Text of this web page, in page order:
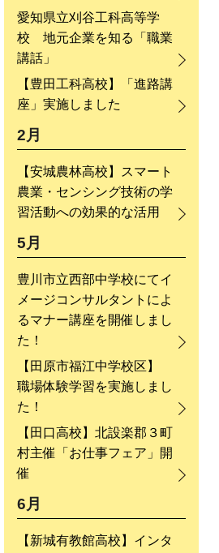
愛知県立刈谷工科高等学
校 地元企業を知る「職業
講話」
【豊田工科高校】「進路講
座」実施しました
2月
【安城農林高校】スマート
農業・センシング技術の学
習活動への効果的な活用
5月
豊川市立西部中学校にてイ
メージコンサルタントによ
るマナー講座を開催しまし
た！
【田原市福江中学校区】
職場体験学習を実施しまし
た！
【田口高校】北設楽郡３町
村主催「お仕事フェア」開
催
6月
【新城有教館高校】インタ